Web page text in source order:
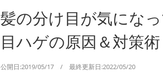
髪の分け目が気にな
目ハゲの原因＆対策術
公開日:2019/05/17 / 最終更新日:2022/05/20